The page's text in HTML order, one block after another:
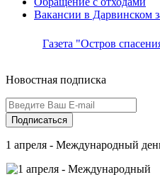
Вакансии в Дарвинском
Газета "Остров
Новостная подписка
Подписаться
1 апреля - Международный